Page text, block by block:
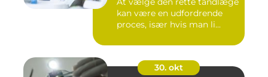
kan være en udfordrende
proces, især hvis man li...
30. okt